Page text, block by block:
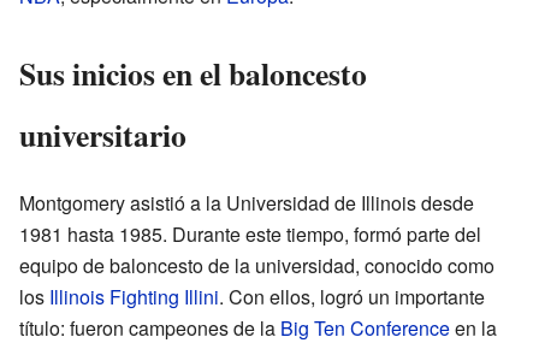
Sus inicios en el baloncesto
universitario
Montgomery asistió a la Universidad de Illinois desde
1981 hasta 1985. Durante este tiempo, formó parte del
equipo de baloncesto de la universidad, conocido como
los Illinois Fighting Illini. Con ellos, logró un importante
título: fueron campeones de la Big Ten Conferenceen la